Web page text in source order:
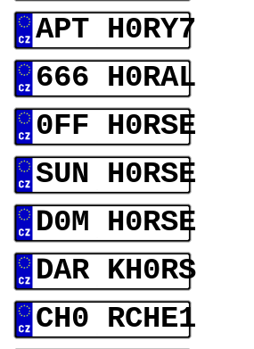
APT H0RY7
666 H0RAL
0FF H0RSE
SUN H0RSE
D0M H0RSE
DAR KH0RS
CH0 RCHE1